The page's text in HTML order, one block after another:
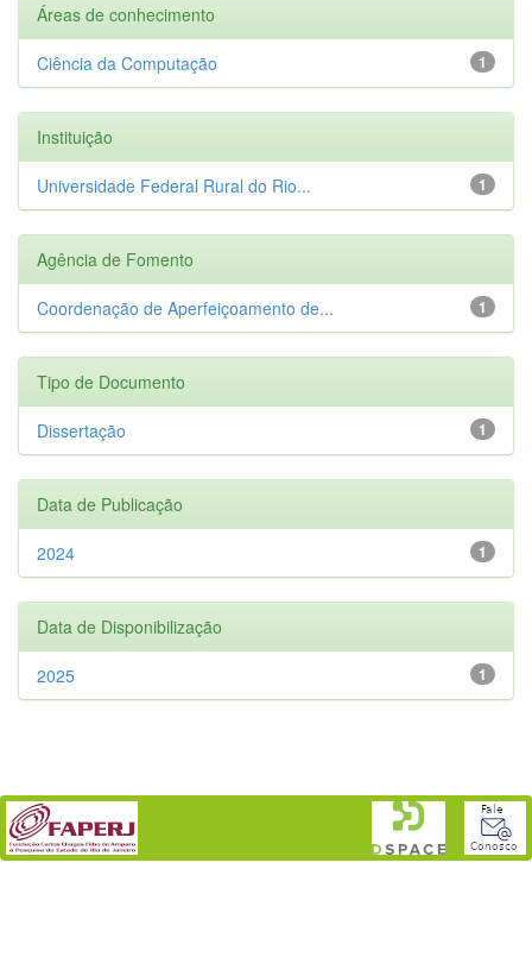
Áreas de conhecimento
1
Ciência da Computação
Instituição
1
Universidade Federal Rural do Rio...
Agência de Fomento
1
Coordenação de Aperfeiçoamento de...
Tipo de Documento
1
Dissertação
Data de Publicação
1
2024
Data de Disponibilização
1
2025